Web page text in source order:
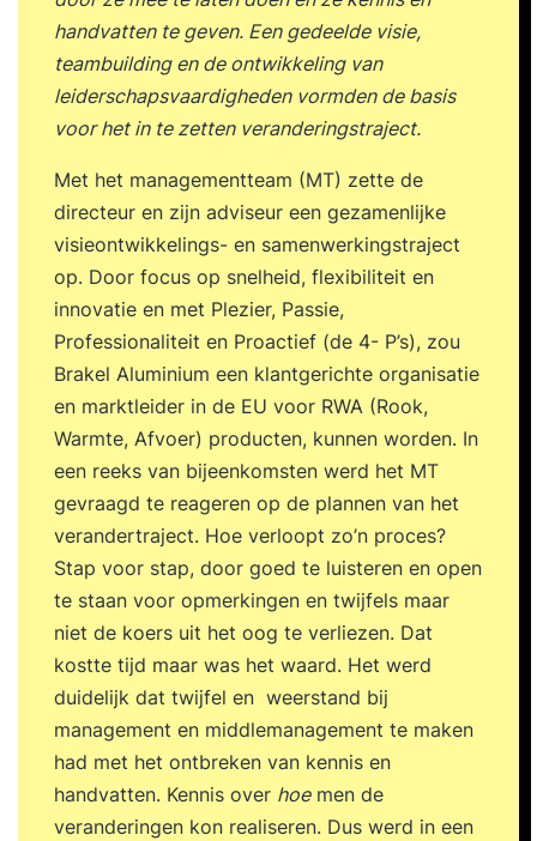
veranderende tijden bij te kunnen benen. Maar
voor veel mensen is die manier van denken niet
zo eenvoudig. Want hoe verzin je ook onder de
druk van deadlines en in de waan van de dag
nieuwe ideeën, verfrissende invalshoeken en
verrassende oplossingen voor jouw
vraagstukken? En hoe verzin je iets compleet
nieuws wat nog niemand heeft bedacht? We
bewandelen vaak dezelfde denkroutes bij het
verzinnen van oplossingen en ideeën. Dat komt,
omdat we in patronen denken. Patronen
structureren onze wereld en bieden ons kaders
waarop we automatisch kunnen terugvallen als
we ze nodig hebben. Heel handig, maar het
belemmert je ook op het moment dat je ‘vast’ zit
en iets nieuws nodig hebt. InhoudDe training
Creatief en Innovatief Denken leert je hoe je deze
denkpatronen kunt doorbreken en hoe je aan de
lopende band op nieuwe en verrassende ideeën
kunt komen of on-ontdekte kansen aan de
oppervlakte kunt brengen. In deze training komt
aan bod: wat creativiteit is waarom je wel eens
‘vast’ komt te zitten de basisvaardigheden van
het creatief denken creatieve denktechnieken
om denkpatronen te doorbreken de juiste
mindset en voorwaarden om ideeën te laten
handvatten te geven. Een gedeelde visie,
teambuilding en de ontwikkeling van
leiderschapsvaardigheden vormden de basis
voor het in te zetten veranderingstraject.
Met het managementteam (MT) zette de
directeur en zijn adviseur een gezamenlijke
visieontwikkelings- en samenwerkingstraject
op. Door focus op snelheid, flexibiliteit en
innovatie en met Plezier, Passie,
Professionaliteit en Proactief (de 4- P’s), zou
Brakel Aluminium een klantgerichte organisatie
en marktleider in de EU voor RWA (Rook,
Warmte, Afvoer) producten, kunnen worden. In
een reeks van bijeenkomsten werd het MT
gevraagd te reageren op de plannen van het
verandertraject. Hoe verloopt zo’n proces?
Stap voor stap, door goed te luisteren en open
te staan voor opmerkingen en twijfels maar
niet de koers uit het oog te verliezen. Dat
kostte tijd maar was het waard. Het werd
duidelijk dat twijfel en weerstand bij
management en middlemanagement te maken
had met het ontbreken van kennis en
handvatten. Kennis over hoemen de
veranderingen kon realiseren. Dus werd in een